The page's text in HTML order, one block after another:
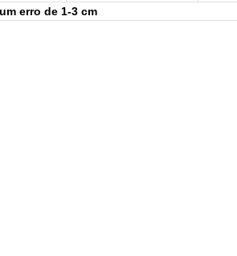
erro de 1-3 cm